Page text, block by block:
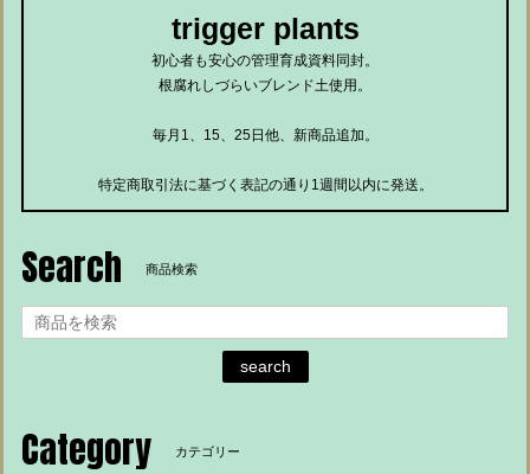
trigger plants
初心者も安心の管理育成資料同封。
根腐れしづらいブレンド土使用。
毎月1、15、25日他、新商品追加。
特定商取引法に基づく表記の通り1週間以内に発送。
Search 商品検索
search
Category カテゴリー